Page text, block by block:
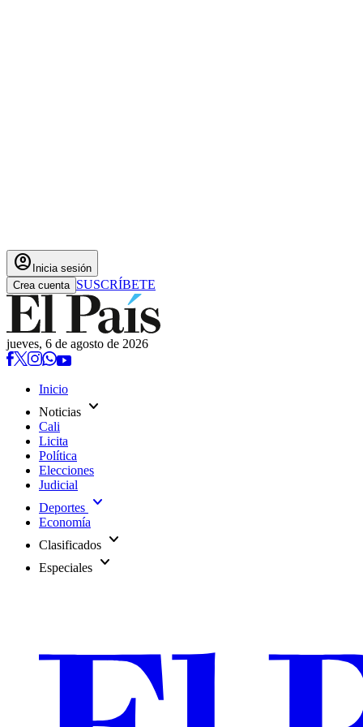
account_circle Inicia sesión
Crea cuenta SUSCRÍBETE
jueves, 6 de agosto de 2026
Inicio
Noticias expand_more
Cali
Licita
Política
Elecciones
Judicial
Deportes expand_more
Economía
Clasificados expand_more
Especiales expand_more